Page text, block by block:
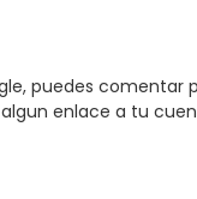
puedes comentar
enlace a tu